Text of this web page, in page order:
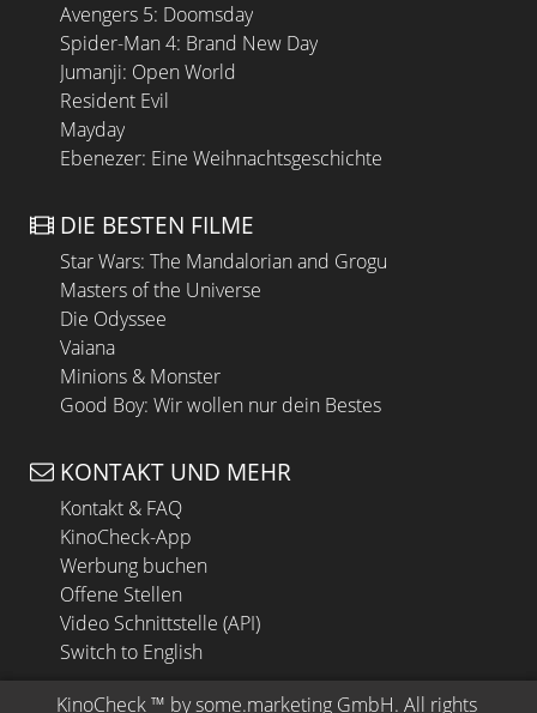
Avengers 5: Doomsday
Spider-Man 4: Brand New Day
Jumanji: Open World
Resident Evil
Mayday
Ebenezer: Eine Weihnachtsgeschichte
DIE BESTEN FILME
Star Wars: The Mandalorian and Grogu
Masters of the Universe
Die Odyssee
Vaiana
Minions & Monster
Good Boy: Wir wollen nur dein Bestes
KONTAKT UND MEHR
Kontakt & FAQ
KinoCheck-App
Werbung buchen
Offene Stellen
Video Schnittstelle (API)
Switch to English
KinoCheck ™ by some.marketing GmbH. All rights